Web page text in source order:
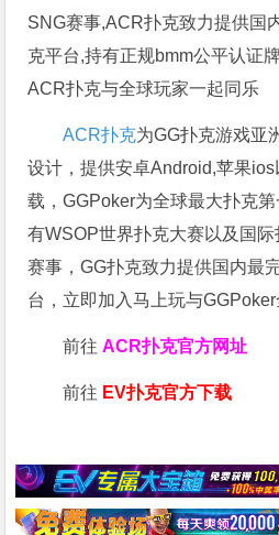
SNG赛事,ACR扑克致力提供国
克平台,持有正规bmm公平认证
ACR扑克与全球玩家一起同乐
ACR扑克为GG扑克游戏亚
设计，提供安卓Android,苹果
载，GGPoker为全球最大扑克
有WSOP世界扑克大赛以及国
赛事，GG扑克致力提供国内最
台，立即加入马上玩与GGPoker
前往ACR扑克官方网址
前往 EV扑克官方下载